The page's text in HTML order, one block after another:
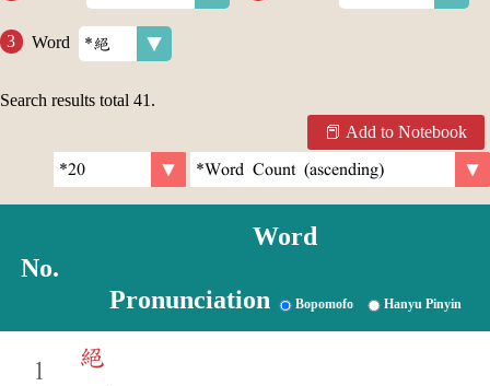
Word
Search results total 41 .
Add to Notebook
No.
Word
Pronunciation Bopomofo Hanyu Pinyin
1
絕